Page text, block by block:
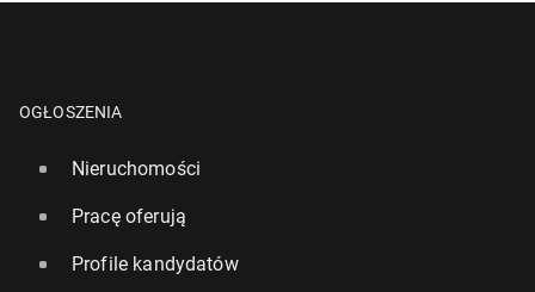
OGŁOSZENIA
Nieruchomości
Pracę oferują
Profile kandydatów